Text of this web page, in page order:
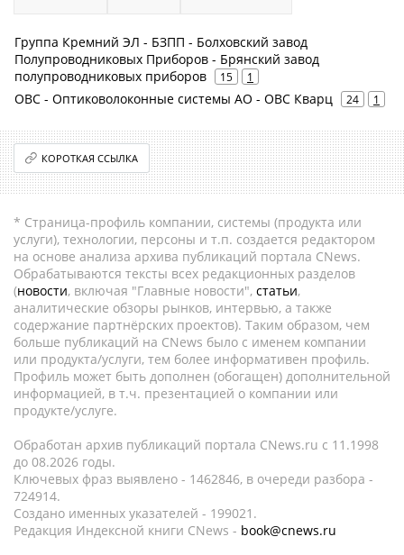
Группа Кремний ЭЛ - БЗПП - Болховский завод
Полупроводниковых Приборов - Брянский завод
полупроводниковых приборов
15 1
ОВС - Оптиковолоконные системы АО - ОВС Кварц 24 1
КОРОТКАЯ ССЫЛКА
* Страница-профиль компании, системы (продукта или
услуги), технологии, персоны и т.п. создается редактором
на основе анализа архива публикаций портала CNews.
Обрабатываются тексты всех редакционных разделов
(новости, включая "Главные новости", статьи,
аналитические обзоры рынков, интервью, а также
содержание партнёрских проектов). Таким образом, чем
больше публикаций на CNews было с именем компании
или продукта/услуги, тем более информативен профиль.
Профиль может быть дополнен (обогащен) дополнительной
информацией, в т.ч. презентацией о компании или
продукте/услуге.
Обработан архив публикаций портала CNews.ru c 11.1998
до 08.2026 годы.
Ключевых фраз выявлено - 1462846, в очереди разбора -
724914.
Создано именных указателей - 199021.
Редакция Индексной книги CNews - book@cnews.ru